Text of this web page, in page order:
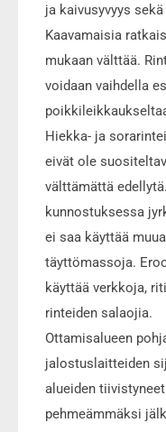
ja kaivusyvyys
Kaavamaisia
mukaan välttää.
voidaan vaihdella
Hiekka- ja
eivät ole
välttämättä
kunnostuksessa
ei saa käyttää
täyttömassoja.
käyttää verkkoja,
rinteiden salaojia.
Ottamisalueen
jalostuslaitteiden
alueiden
pehmeämmäksi